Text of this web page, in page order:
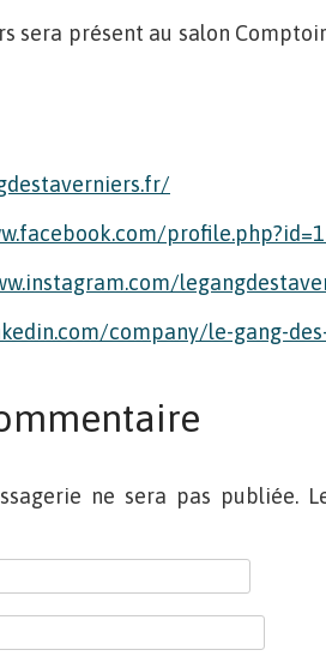
sera présent au salon
company/le-gang-
ne sera pas publiée.